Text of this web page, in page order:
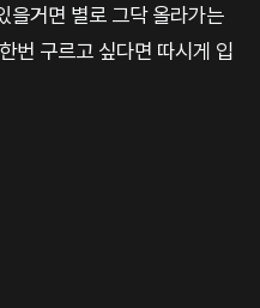
을거면 별로 그닥 올라가는
번 구르고 싶다면 따시게 입